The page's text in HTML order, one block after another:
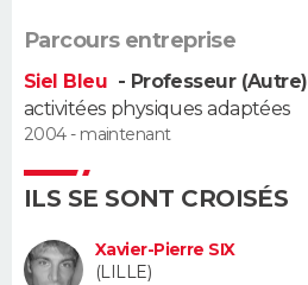
CARTE DE VOEUX
Carte de Noël
Carte Bonne année
Carte Saint-Valentin
Carte Pâques
Carte d'anniversaire
DICTIONNAIRE
S'inscrire
Se connecter
Lycées
Collèges
Primaires
Universités
Entreprises
Service militaire
Avis de recherche
AVIS DE DÉCÈS
Parcours entreprise
Siel Bleu - Professeur (Autre)
activitées physiques adaptées
2004 - maintenant
ILS SE SONT CROISÉS
Xavier-Pierre SIX
(LILLE)